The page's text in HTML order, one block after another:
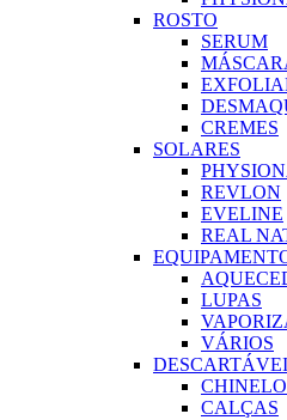
ROSTO
SERUM
CREMES
SOLARES
REVLON
EVELINE
REAL
LUPAS
VÁRIOS
CALÇAS